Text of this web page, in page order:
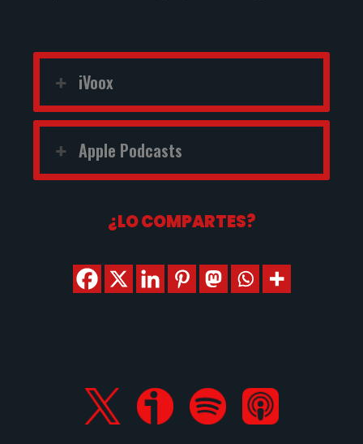
iVoox
Apple Podcasts
¿LO COMPARTES?